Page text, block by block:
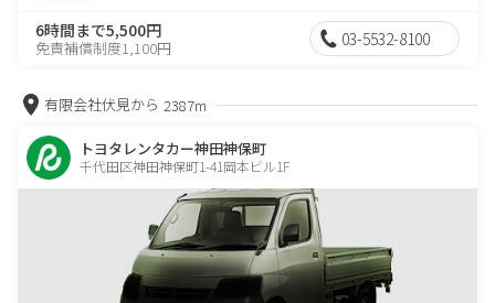
6時間まで5,500円
免責補償制度1,100円 03-5532-8100
有限会社伏見から 2387m
トヨタレンタカー神田神保町
千代田区神田神保町1-41岡本ビル1F